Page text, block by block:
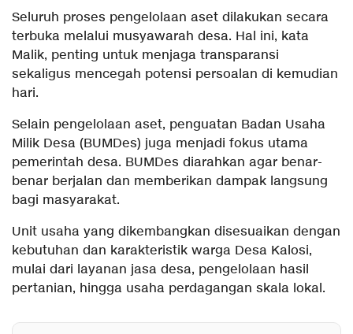
Seluruh proses pengelolaan aset dilakukan secara
terbuka melalui musyawarah desa. Hal ini, kata
Malik, penting untuk menjaga transparansi
sekaligus mencegah potensi persoalan di kemudian
hari.
Selain pengelolaan aset, penguatan Badan Usaha
Milik Desa (BUMDes) juga menjadi fokus utama
pemerintah desa. BUMDes diarahkan agar benar-
benar berjalan dan memberikan dampak langsung
bagi masyarakat.
Unit usaha yang dikembangkan disesuaikan dengan
kebutuhan dan karakteristik warga Desa Kalosi,
mulai dari layanan jasa desa, pengelolaan hasil
pertanian, hingga usaha perdagangan skala lokal.